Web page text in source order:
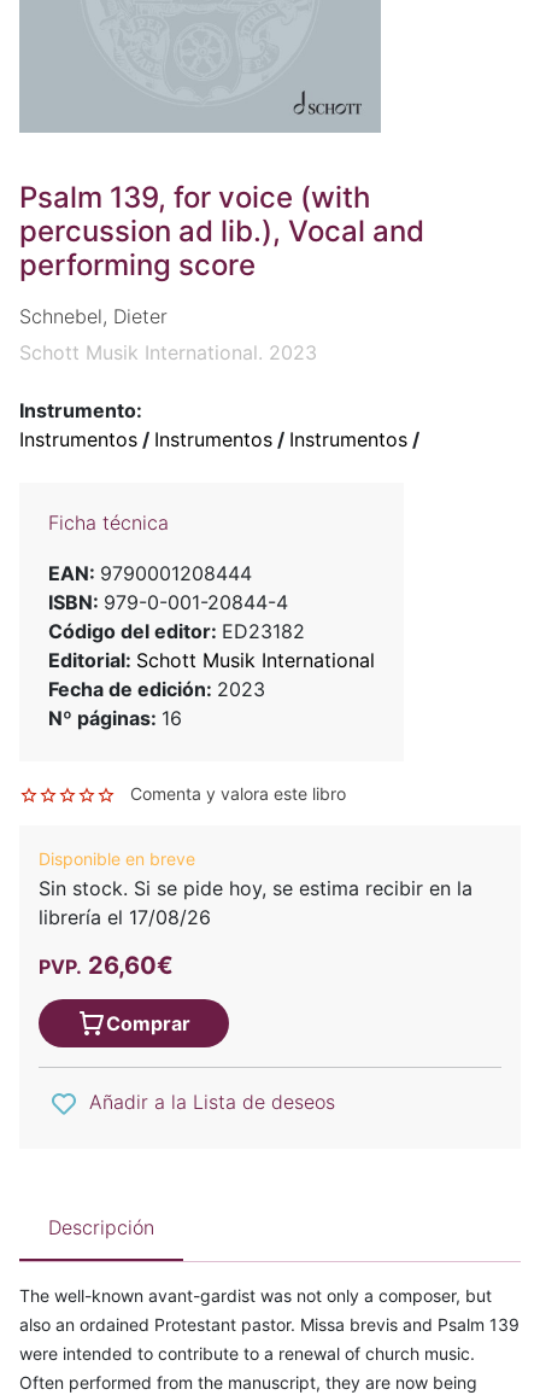
Psalm 139, for voice (with
percussion ad lib.), Vocal and
performing score
Schnebel, Dieter
Schott Musik International. 2023
Instrumento:
Instrumentos / Instrumentos / Instrumentos /
Ficha técnica
EAN: 9790001208444
ISBN: 979-0-001-20844-4
Código del editor: ED23182
Editorial: Schott Musik International
Fecha de edición: 2023
Nº páginas: 16
Comenta y valora este libro
Disponible en breve
Sin stock. Si se pide hoy, se estima recibir en la
librería el 17/08/26
PVP. 26,60€
Comprar
Añadir a la Lista de deseos
Descripción
The well-known avant-gardist was not only a composer, but
also an ordained Protestant pastor. Missa brevis and Psalm 139
were intended to contribute to a renewal of church music.
Often performed from the manuscript, they are now being